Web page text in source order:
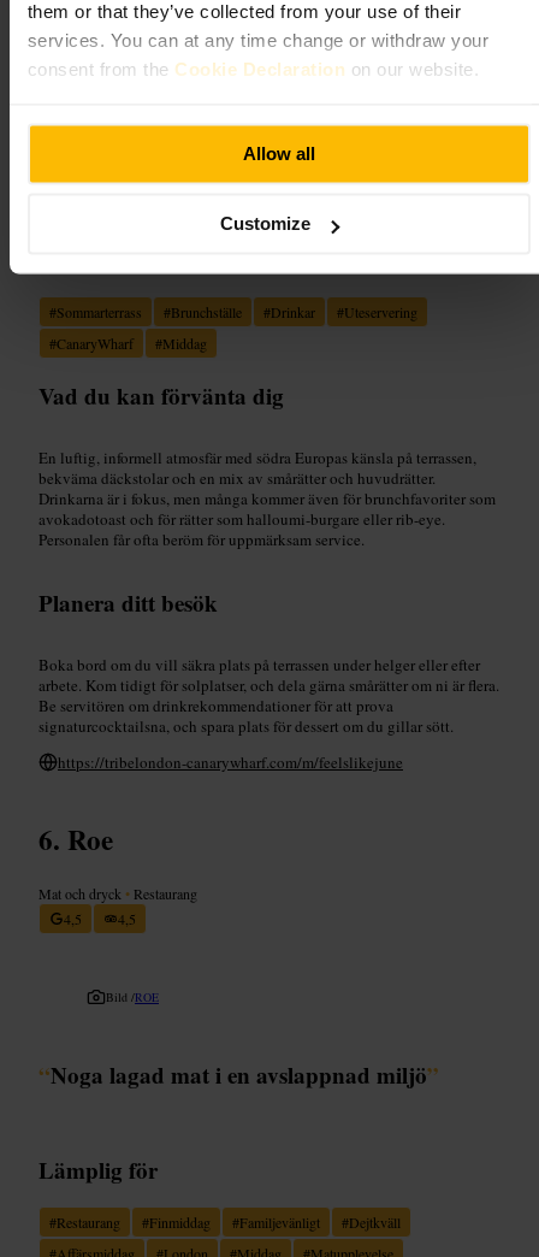
them or that they’ve collected from your use of their
services. You can at any time change or withdraw your
consent from the Cookie Declaration on our website.
Allow all
Customize
“Sommarstämning i Canary Wharf, året
#Sommarterrass #Brunchställe #Drinkar #Uteservering
#CanaryWharf #Middag
Vad du kan förvänta dig
En luftig, informell atmosfär med södra Europas känsla på terrassen,
bekväma däckstolar och en mix av smårätter och huvudrätter.
Drinkarna är i fokus, men många kommer även för brunchfavoriter som
avokadotoast och för rätter som halloumi-burgare eller rib-eye.
Personalen får ofta beröm för uppmärksam service.
Planera ditt besök
Boka bord om du vill säkra plats på terrassen under helger eller efter
arbete. Kom tidigt för solplatser, och dela gärna smårätter om ni är flera.
Be servitören om drinkrekommendationer för att prova
signaturcocktailsna, och spara plats för dessert om du gillar sött.
https://tribelondon-canarywharf.com/m/feelslikejune
Roe
Mat och dryck • Restaurang
4,5
4,5
Bild /ROE
“Noga lagad mat i en avslappnad miljö”
Lämplig för
#Restaurang #Finmiddag #Familjevänligt #Dejtkväll
#Affärsmiddag #London #Middag #Matupplevelse